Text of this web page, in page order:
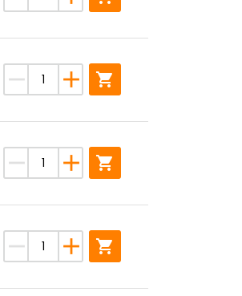
remove add shopping_cart
remove add shopping_cart
remove add shopping_cart